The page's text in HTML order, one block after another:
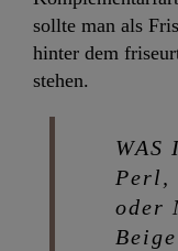
sollte man als
hinter dem
stehen.
WAS
Perl,
oder